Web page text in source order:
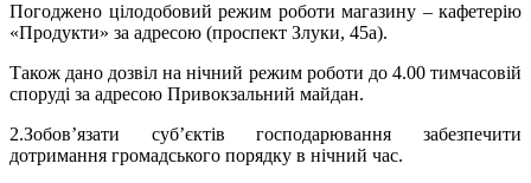
Погоджено цілодобовий режим роботи магазину – кафетерію
«Продукти» за адресою (проспект Злуки, 45а).
Також дано дозвіл на нічний режим роботи до 4.00 тимчасовій
споруді за адресою Привокзальний майдан.
2.Зобов’язати суб’єктів господарювання забезпечити
дотримання громадського порядку в нічний час.